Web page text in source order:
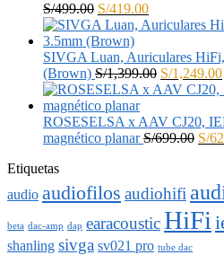
S/499.00 El
precio
original
era:
S/499.00.
S/419.00El
precio
es:
S/419.00.
SIVGA Luan, Auriculares
(Brown) S/1,399.00 El
precio
era:
S/1,399.00.
S/1,249.00
ROSESELSA x AAV CJ20,
magnético planar S/699.00 El
era:
S/
S/
Etiquetas
audio audiofilos audiohifi
beta dac-amp dap earacousticHiFi
shanling sivga sv021 pro tube dac